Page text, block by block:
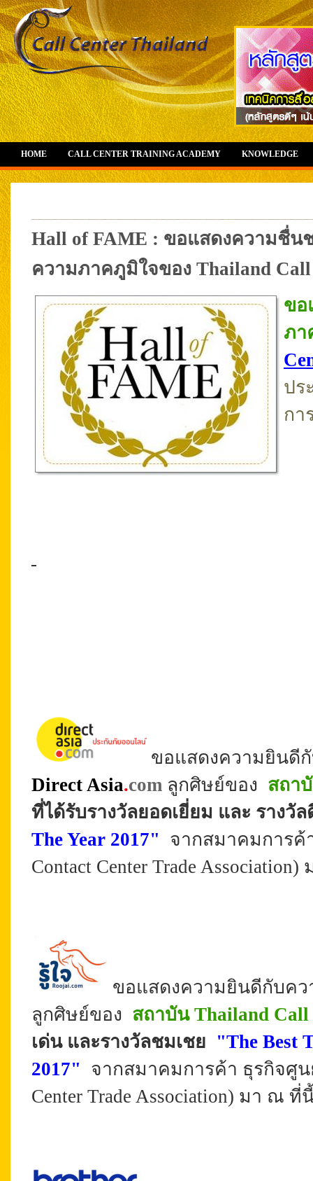
HOME CALL CENTER TRAINING ACADEMY KNOWLEDGE
Hall of FAME : ขอแสดงความชื่น
ความภาคภูมิใจของ Thailand Call
ขอ
ภา
ปร
กา
ขอแสดงความยินดี
Direct Asia.com ลูกศิษย์ของ สถา
ที่ได้รับรางวัลยอดเยี่ยม และ รางวัล
The Year 2017" จากสมาคมการค้
Contact Center Trade
ขอแสดงความยินดีกับคว
ลูกศิษย์ของ สถาบัน Thailand Call
เด่น และรางวัลชมเชย "The Best
2017" จากสมาคมการค้า ธุรกิจศู
Center Trade Association) มา ณ ที่